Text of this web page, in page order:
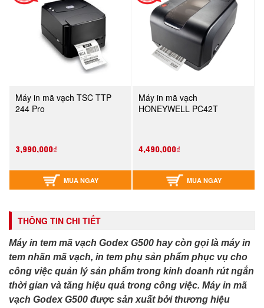
Máy in mã vạch TSC TTP
244 Pro
3,990,000₫
MUA NGAY
Máy in mã vạch
HONEYWELL PC42T
4,490,000₫
MUA NGAY
THÔNG TIN CHI TIẾT
Máy in tem mã vạch Godex G500 hay còn gọi là máy in
tem nhãn mã vạch, in tem phụ sản phẩm phục vụ cho
công việc quản lý sản phẩm trong kinh doanh rút ngắn
thời gian và tăng hiệu quả trong công việc. Máy in mã
vạch Godex G500 được sản xuất bởi thương hiệu